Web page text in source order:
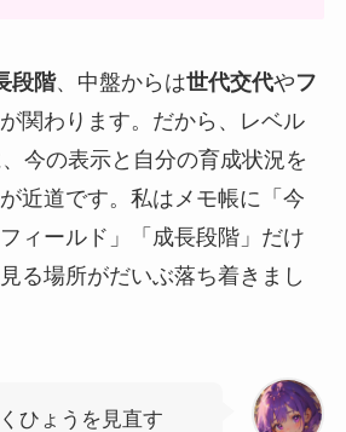
段階、中盤からは世代交代やフ
が関わります。だから、レベル
今の表示と自分の育成状況を
近道です。私はメモ帳に「今
ィールド」「成長段階」だけ
る場所がだいぶ落ち着きまし
ひょうを見直す